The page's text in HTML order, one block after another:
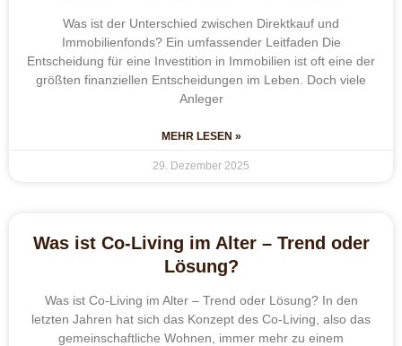
Was ist der Unterschied zwischen Direktkauf und
Immobilienfonds? Ein umfassender Leitfaden Die
Entscheidung für eine Investition in Immobilien ist oft eine der
größten finanziellen Entscheidungen im Leben. Doch viele
Anleger
MEHR LESEN »
29. Dezember 2025
Was ist Co-Living im Alter – Trend oder
Lösung?
Was ist Co-Living im Alter – Trend oder Lösung? In den
letzten Jahren hat sich das Konzept des Co-Living, also das
gemeinschaftliche Wohnen, immer mehr zu einem